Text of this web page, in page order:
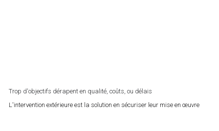
Trop d'objectifs dérapent en qualité, coûts, ou délais
L'intervention extérieure est la solution en sécuriser leur mise en œuvre